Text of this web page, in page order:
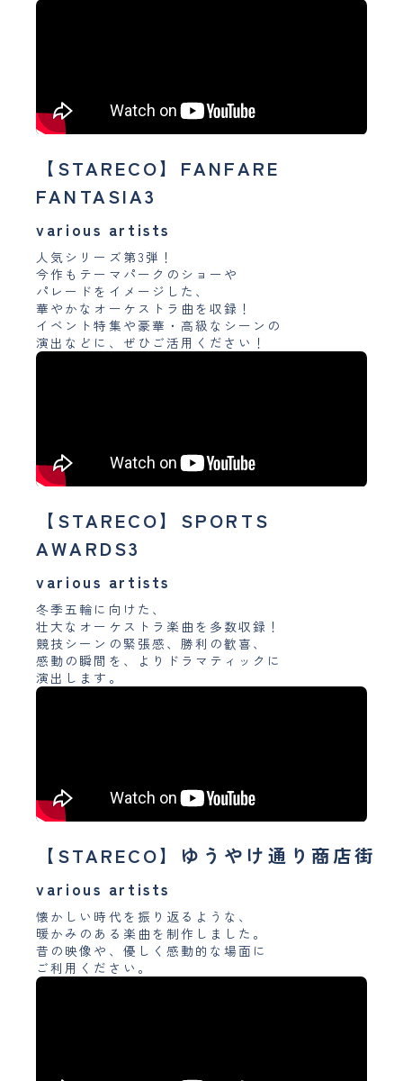
【STARECO】FANFARE
FANTASIA3
various artists
人気シリーズ第3弾！
今作もテーマパークのショーや
パレードをイメージした、
華やかなオーケストラ曲を収録！
イベント特集や豪華・高級なシーンの
演出などに、ぜひご活用ください！
【STARECO】SPORTS
AWARDS3
various artists
冬季五輪に向けた、
壮大なオーケストラ楽曲を多数収録！
競技シーンの緊張感、勝利の歓喜、
感動の瞬間を、よりドラマティックに
演出します。
【STARECO】ゆうやけ通り商店街
various artists
懐かしい時代を振り返るような、
暖かみのある楽曲を制作しました。
昔の映像や、優しく感動的な場面に
ご利用ください。